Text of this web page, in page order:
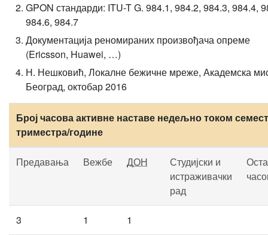
GPON стандарди: ITU-T G. 984.1, 984.2, 984.3, 984.4,
984.6, 984.7
Документација реномираних произвођача опреме
(Ericsson, Huawei, …)
Н. Нешковић, Локалне бежичне мреже, Академска
Београд, октобар 2016
Број часова активне наставе недељно током
триместра/године
Предавања Вежбе ДОН
Студијски и
истраживачки
рад
3 1 1